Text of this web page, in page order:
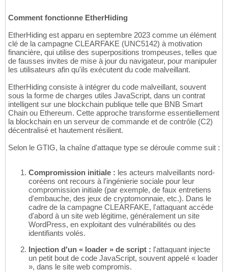
Comment fonctionne EtherHiding
EtherHiding est apparu en septembre 2023 comme un élément
clé de la campagne CLEARFAKE (UNC5142) à motivation
financière, qui utilise des superpositions trompeuses, telles que
de fausses invites de mise à jour du navigateur, pour manipuler
les utilisateurs afin qu'ils exécutent du code malveillant.
EtherHiding consiste à intégrer du code malveillant, souvent
sous la forme de charges utiles JavaScript, dans un contrat
intelligent sur une blockchain publique telle que BNB Smart
Chain ou Ethereum. Cette approche transforme essentiellement
la blockchain en un serveur de commande et de contrôle (C2)
décentralisé et hautement résilient.
Selon le GTIG, la chaîne d'attaque type se déroule comme suit :
Compromission initiale : les acteurs malveillants nord-
coréens ont recours à l'ingénierie sociale pour leur
compromission initiale (par exemple, de faux entretiens
d'embauche, des jeux de cryptomonnaie, etc.). Dans le
cadre de la campagne CLEARFAKE, l'attaquant accède
d'abord à un site web légitime, généralement un site
WordPress, en exploitant des vulnérabilités ou des
identifiants volés.
Injection d'un « loader » de script : l'attaquant injecte
un petit bout de code JavaScript, souvent appelé « loader
», dans le site web compromis.